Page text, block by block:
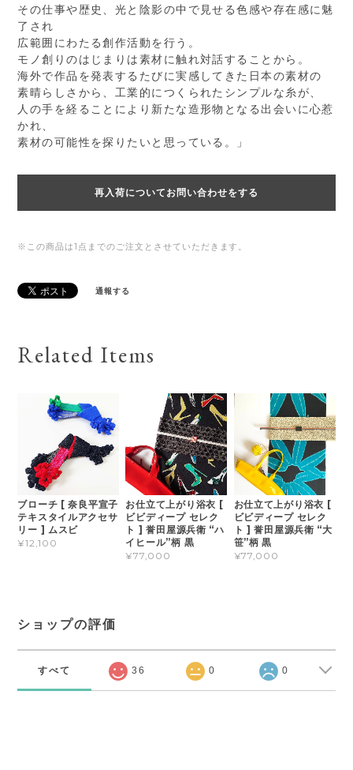
その仕事や歴史、光と陰影の中で見せる色感や存在感に魅
了され
広範囲にわたる創作活動を行う。
モノ創りのはじまりは素材に触れ対話することから。
海外で作品を発表するたびに実感してきた日本の素材の
素晴らしさから、工業的につくられたシンプルな糸が、
人の手を経ることにより新たな造形物となる出会いに心惹
かれ、
素材の可能性を探りたいと思っている。」
再入荷についてお問い合わせをする
※この商品は1点までのご注文とさせていただきます。
通報する
Related Items
ブローチ [ 奈良平宣子
テキスタイルアクセサ
リー ] ムスビ
¥12,100
お仕立て上がり浴衣 [
ビビディープ セレク
ト ] 誉田屋源兵衛 “ハ
イヒール”柄 黒
¥77,000
お仕立て上がり浴衣 [
ビビディープ セレク
ト ] 誉田屋源兵衛 “大
笹”柄 黒
¥77,000
ショップの評価
すべて 36 0 0